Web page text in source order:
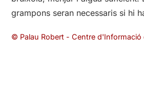
grampons seran necessaris si hi
© Palau Robert - Centre d'Informació